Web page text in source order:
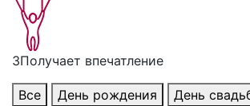
3Получает впечатление
Все День рождения
День